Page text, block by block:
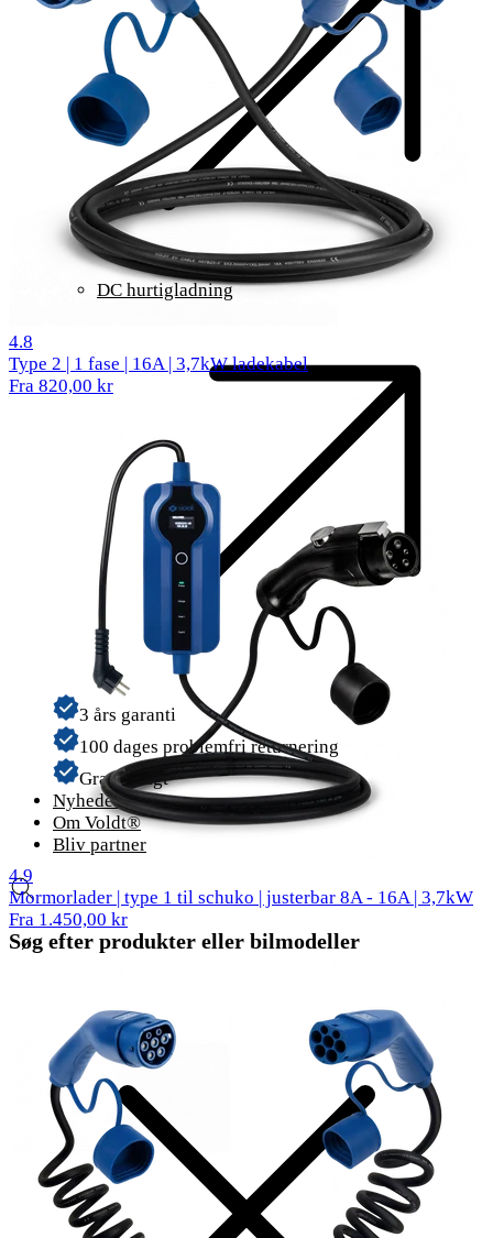
DC hurtigladning
3 års garanti
100 dages problemfri returnering
Gratis fragt
Nyheder
Om Voldt®
Bliv partner
Søg efter produkter eller bilmodeller
4.8
Type 2 | 1 fase | 16A | 3,7kW ladekabel
Fra 820,00 kr
4.9
Mormorlader | type 1 til schuko | justerbar 8A - 16A | 3,7kW
Fra 1.450,00 kr